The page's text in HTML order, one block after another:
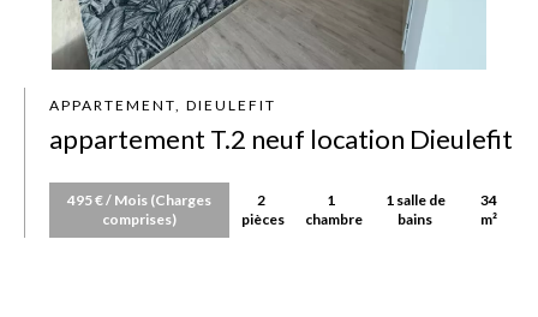
APPARTEMENT, DIEULEFIT
appartement T.2 neuf location Dieulefit
495 € / Mois (Charges
comprises)
2
pièces
1
chambre
1 salle de
bains
34
m²